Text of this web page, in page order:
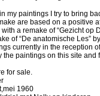
my paintings I try to bring
are based on a positive
with a remake of “Gezicht op
of “De anatomische
currently in the reception
the paintings on this site and
for sale.
1960